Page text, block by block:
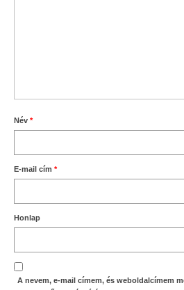
Név *
E-mail cím *
Honlap
A nevem, e-mail címem, és weboldalcímem